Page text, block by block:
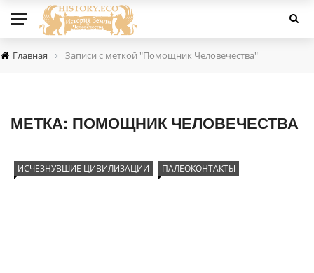
Главная › Записи с меткой "Помощник Человечества"
МЕТКА: ПОМОЩНИК ЧЕЛОВЕЧЕСТВА
ИСЧЕЗНУВШИЕ ЦИВИЛИЗАЦИИ ПАЛЕОКОНТАКТЫ